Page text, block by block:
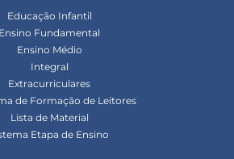
Educação Infantil
Ensino Fundamental
Ensino Médio
Integral
Extracurriculares
de Formação de Leitores
Lista de Material
Etapa de Ensino